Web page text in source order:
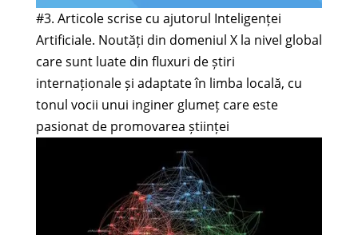
#3. Articole scrise cu ajutorul Inteligenței
Artificiale. Noutăți din domeniul X la nivel global
care sunt luate din fluxuri de știri
internaționale și adaptate în limba locală, cu
tonul vocii unui inginer glumeț care este
pasionat de promovarea științei